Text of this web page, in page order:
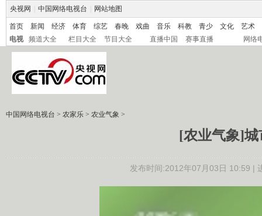
央视网 中国网络电视台 网站地图
首页 新闻 经济 体育 综艺 春晚 戏曲 音乐 科教 青少 文化
艺术
电视
频道大全 栏目大全 节目大全 直播中国 赛事直播 网络
中国网络电视台 > 农家乐 > 农业气象 >
[农业气象]城
发布时间:2012年07月03日 10:59 |